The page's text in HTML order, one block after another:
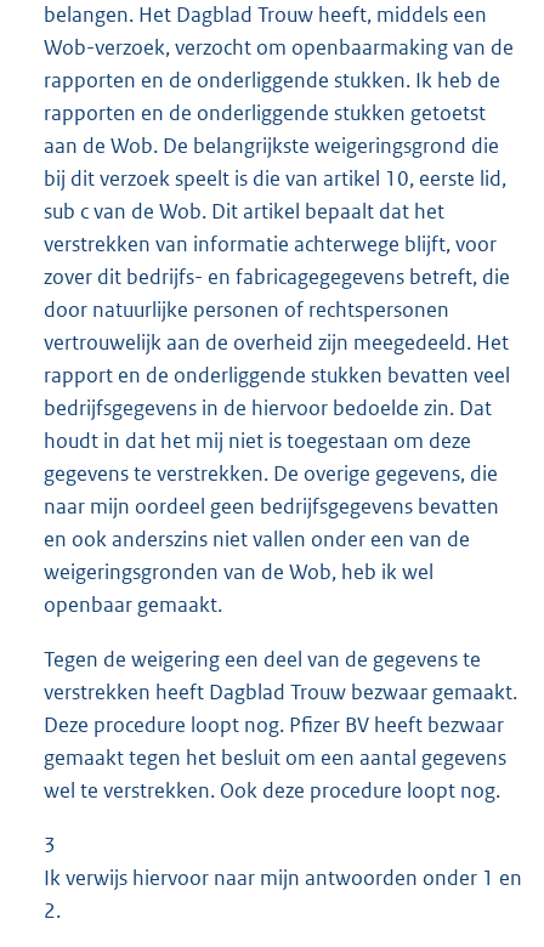
belangen. Het Dagblad Trouw heeft, middels een
Wob-verzoek, verzocht om openbaarmaking van de
rapporten en de onderliggende stukken. Ik heb de
rapporten en de onderliggende stukken getoetst
aan de Wob. De belangrijkste weigeringsgrond die
bij dit verzoek speelt is die van artikel 10, eerste lid,
sub c van de Wob. Dit artikel bepaalt dat het
verstrekken van informatie achterwege blijft, voor
zover dit bedrijfs- en fabricagegegevens betreft, die
door natuurlijke personen of rechtspersonen
vertrouwelijk aan de overheid zijn meegedeeld. Het
rapport en de onderliggende stukken bevatten veel
bedrijfsgegevens in de hiervoor bedoelde zin. Dat
houdt in dat het mij niet is toegestaan om deze
gegevens te verstrekken. De overige gegevens, die
naar mijn oordeel geen bedrijfsgegevens bevatten
en ook anderszins niet vallen onder een van de
weigeringsgronden van de Wob, heb ik wel
openbaar gemaakt.
Tegen de weigering een deel van de gegevens te
verstrekken heeft Dagblad Trouw bezwaar gemaakt.
Deze procedure loopt nog. Pfizer BV heeft bezwaar
gemaakt tegen het besluit om een aantal gegevens
wel te verstrekken. Ook deze procedure loopt nog.
3
Ik verwijs hiervoor naar mijn antwoorden onder 1 en
2.